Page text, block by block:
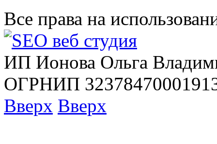
Все права на
ИП Ионова Ольга
ОГРНИП
Вверх Вверх